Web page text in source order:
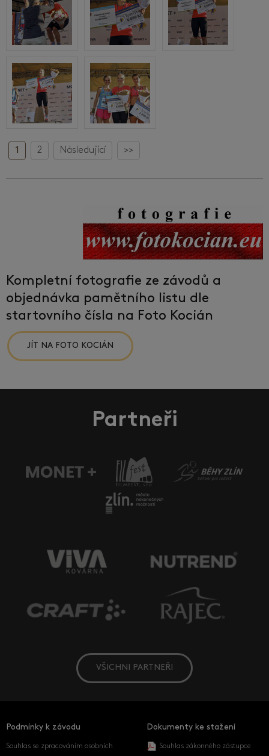
1 2 Následující >>
Kompletní fotografie ze závodů a
objednávka pamětního listu dle
startovního čísla na Foto Kocián
JÍT NA FOTO KOCIÁN
Partneři
VŠICHNI PARTNEŘI
Podmínky k závodu
Souhlas se zpracováním osobních
Dokumenty ke stažení
Souhlas zákonného zástupce